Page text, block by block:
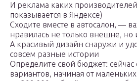
И реклама каких
показывается в Яндексе)
Сходите вместе в автосалон, —
нравилась не только внешне, но
А красивый дизайн снаружи и
совсем разные истории
Определите свой бюджет: сейчас
вариантов, начиная от